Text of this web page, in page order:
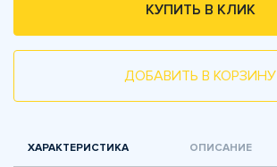
КУПИТЬ В КЛИК
ДОБАВИТЬ В КОРЗИНУ
ХАРАКТЕРИСТИКА ОПИСАНИЕ